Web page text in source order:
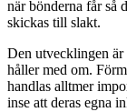
när bönderna får så
skickas till slakt.
Den utvecklingen är
håller med om.
handlas alltmer
inse att deras egna